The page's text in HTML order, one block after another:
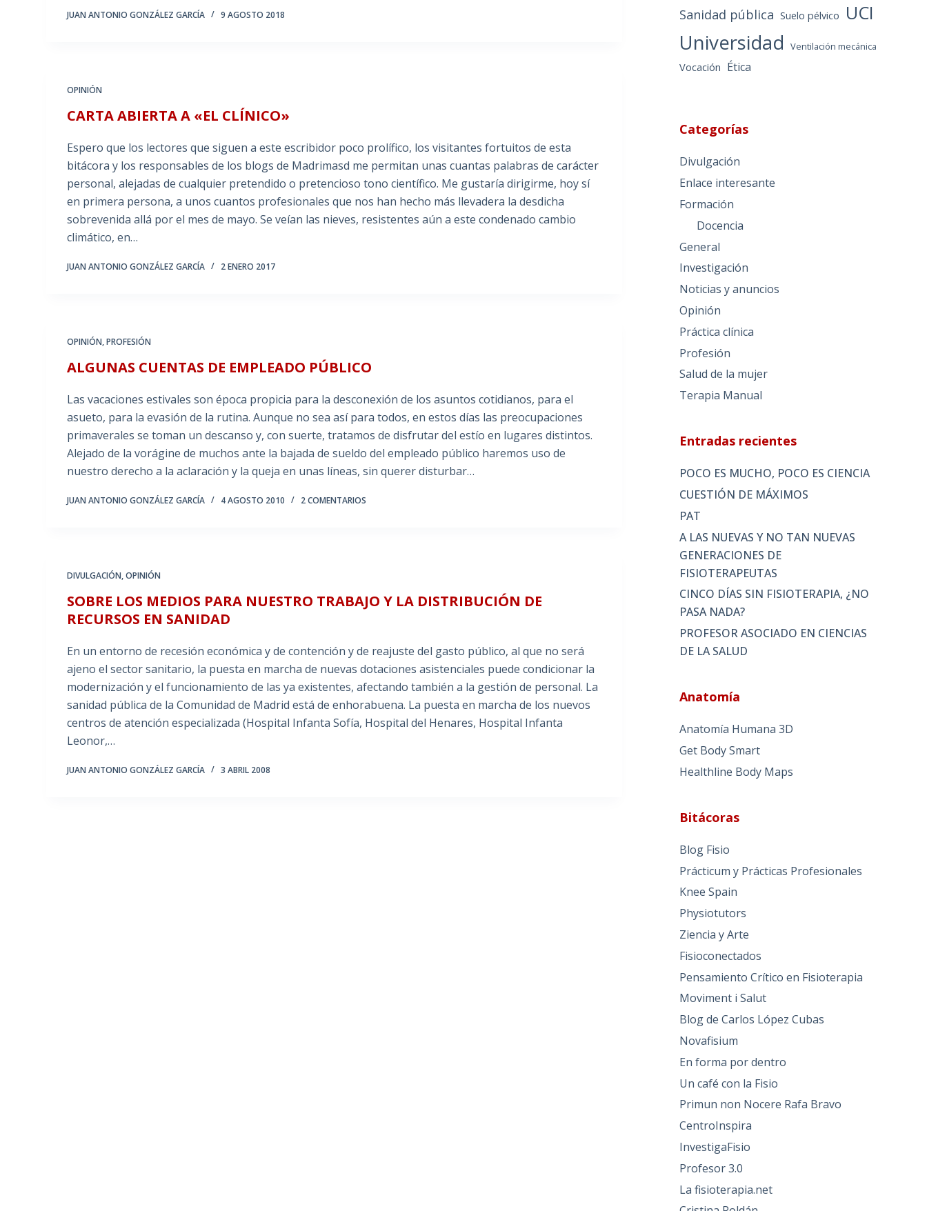
JUAN ANTONIO GONZÁLEZ GARCÍA 9 AGOSTO 2018
OPINIÓN
CARTA ABIERTA A «EL CLÍNICO»
Espero que los lectores que siguen a este escribidor poco prolífico, los visitantes fortuitos de esta
bitácora y los responsables de los blogs de Madrimasd me permitan unas cuantas palabras de carácter
personal, alejadas de cualquier pretendido o pretencioso tono científico. Me gustaría dirigirme, hoy sí
en primera persona, a unos cuantos profesionales que nos han hecho más llevadera la desdicha
sobrevenida allá por el mes de mayo. Se veían las nieves, resistentes aún a este condenado cambio
climático, en…
JUAN ANTONIO GONZÁLEZ GARCÍA 2 ENERO 2017
OPINIÓN,PROFESIÓN
ALGUNAS CUENTAS DE EMPLEADO PÚBLICO
Las vacaciones estivales son época propicia para la desconexión de los asuntos cotidianos, para el
asueto, para la evasión de la rutina. Aunque no sea así para todos, en estos días las preocupaciones
primaverales se toman un descanso y, con suerte, tratamos de disfrutar del estío en lugares distintos.
Alejado de la vorágine de muchos ante la bajada de sueldo del empleado público haremos uso de
nuestro derecho a la aclaración y la queja en unas líneas, sin querer disturbar…
JUAN ANTONIO GONZÁLEZ GARCÍA 4 AGOSTO 2010 2 COMENTARIOS
DIVULGACIÓN,OPINIÓN
SOBRE LOS MEDIOS PARA NUESTRO TRABAJO Y LA DISTRIBUCIÓN DE
RECURSOS EN SANIDAD
En un entorno de recesión económica y de contención y de reajuste del gasto público, al que no será
ajeno el sector sanitario, la puesta en marcha de nuevas dotaciones asistenciales puede condicionar la
modernización y el funcionamiento de las ya existentes, afectando también a la gestión de personal. La
sanidad pública de la Comunidad de Madrid está de enhorabuena. La puesta en marcha de los nuevos
centros de atención especializada (Hospital Infanta Sofía, Hospital del Henares, Hospital Infanta
Leonor,…
JUAN ANTONIO GONZÁLEZ GARCÍA 3 ABRIL 2008
Sanidad pública Suelo pélvico UCI
Universidad Ventilación mecánica
Vocación Ética
Categorías
Divulgación
Enlace interesante
Formación
Docencia
General
Investigación
Noticias y anuncios
Opinión
Práctica clínica
Profesión
Salud de la mujer
Terapia Manual
Entradas recientes
POCO ES MUCHO, POCO ES CIENCIA
CUESTIÓN DE MÁXIMOS
PAT
A LAS NUEVAS Y NO TAN NUEVAS
GENERACIONES DE
FISIOTERAPEUTAS
CINCO DÍAS SIN FISIOTERAPIA, ¿NO
PASA NADA?
PROFESOR ASOCIADO EN CIENCIAS
DE LA SALUD
Anatomía
Anatomía Humana 3D
Get Body Smart
Healthline Body Maps
Bitácoras
Blog Fisio
Prácticum y Prácticas Profesionales
Knee Spain
Physiotutors
Ziencia y Arte
Fisioconectados
Pensamiento Crítico en Fisioterapia
Moviment i Salut
Blog de Carlos López Cubas
Novafisium
En forma por dentro
Un café con la Fisio
Primun non Nocere Rafa Bravo
CentroInspira
InvestigaFisio
Profesor 3.0
La fisioterapia.net